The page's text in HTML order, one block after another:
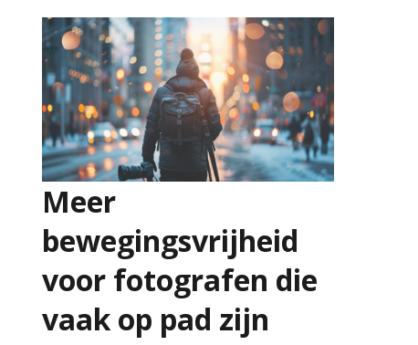
Meer
bewegingsvrijheid
voor fotografen die
vaak op pad zijn